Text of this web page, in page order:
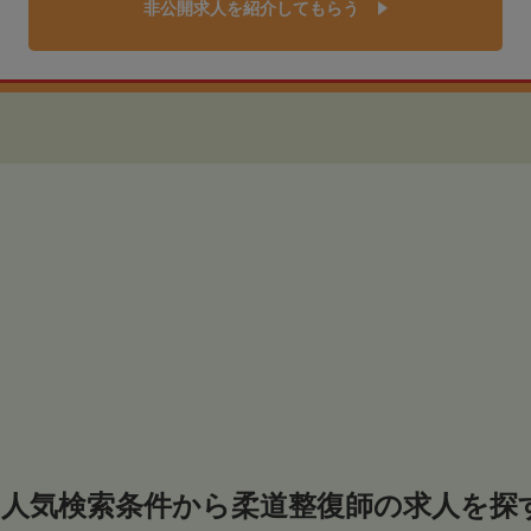
非公開求人を紹介してもらう
人気検索条件から柔道整復師の求人を探